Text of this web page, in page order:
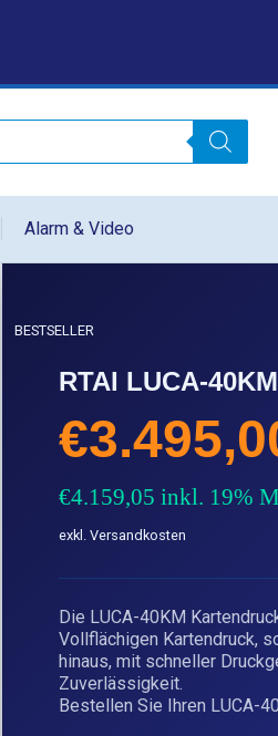
Alarm & Video
BESTSELLER
RTAI LUCA-
€
€4.159,05 inkl. 19%
exkl. Versandkosten
Die LUCA-40KM
Vollflächigen Kartendruck,
hinaus, mit schneller
Zuverlässigkeit.
Bestellen Sie Ihren LUCA-